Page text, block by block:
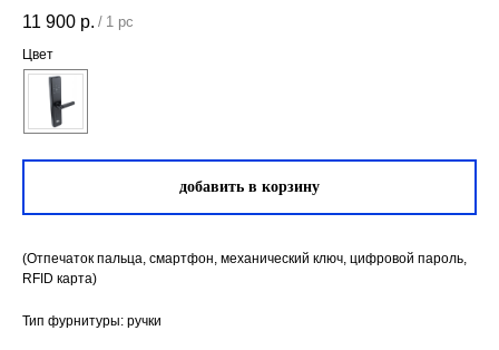
11 900 р. / 1 pc
Цвет
добавить в корзину
(Отпечаток пальца, смартфон, механический ключ, цифровой пароль,
RFID карта)
Тип фурнитуры: ручки